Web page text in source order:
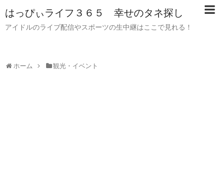
はっぴぃライフ３６５ 幸せのタネ探し
アイドルのライブ配信やスポーツの生中継はここで見れる！
ホーム 観光・イベント